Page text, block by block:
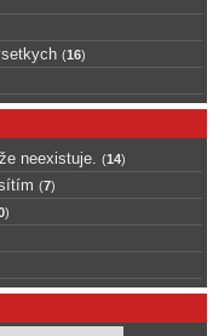
(16)
neexistuje. (14)
(7)
)